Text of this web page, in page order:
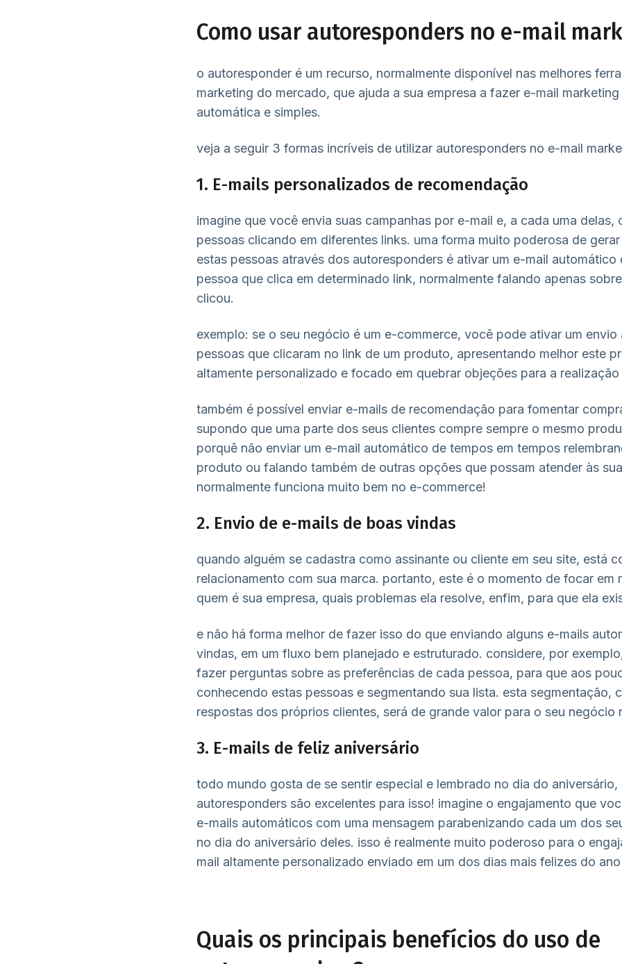
Como usar autoresponders no e-mail
o autoresponder é um recurso, normalmente disponível nas melhores
marketing do mercado, que ajuda a sua empresa a fazer e-mail
automática e simples.
veja a seguir 3 formas incríveis de utilizar autoresponders no e-mail
1. E-mails personalizados de recomendação
imagine que você envia suas campanhas por e-mail e, a cada uma delas,
pessoas clicando em diferentes links. uma forma muito poderosa de
estas pessoas através dos autoresponders é ativar um e-mail automático
pessoa que clica em determinado link, normalmente falando apenas
clicou.
exemplo: se o seu negócio é um e-commerce, você pode ativar um
pessoas que clicaram no link de um produto, apresentando melhor este
altamente personalizado e focado em quebrar objeções para a
também é possível enviar e-mails de recomendação para fomentar
supondo que uma parte dos seus clientes compre sempre o mesmo
porquê não enviar um e-mail automático de tempos em tempos
produto ou falando também de outras opções que possam atender às
normalmente funciona muito bem no e-commerce!
2. Envio de e-mails de boas vindas
quando alguém se cadastra como assinante ou cliente em seu site, está
relacionamento com sua marca. portanto, este é o momento de focar em
quem é sua empresa, quais problemas ela resolve, enfim, para que ela
e não há forma melhor de fazer isso do que enviando alguns e-mails
vindas, em um fluxo bem planejado e estruturado. considere, por
fazer perguntas sobre as preferências de cada pessoa, para que aos
conhecendo estas pessoas e segmentando sua lista. esta segmentação,
respostas dos próprios clientes, será de grande valor para o seu negócio
3. E-mails de feliz aniversário
todo mundo gosta de se sentir especial e lembrado no dia do aniversário,
autoresponders são excelentes para isso! imagine o engajamento que
e-mails automáticos com uma mensagem parabenizando cada um dos
no dia do aniversário deles. isso é realmente muito poderoso para o
mail altamente personalizado enviado em um dos dias mais felizes do
Quais os principais benefícios do uso de